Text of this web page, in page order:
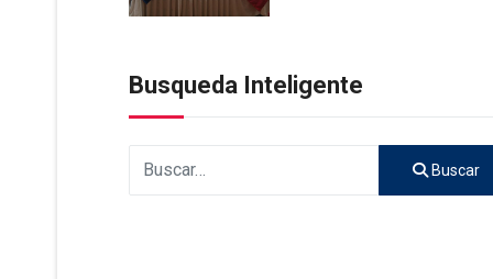
Busqueda Inteligente
Buscar
Buscar